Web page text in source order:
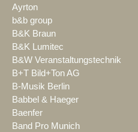
Ayrton
b&b group
B&K Braun
B&K Lumitec
B&W Veranstaltungstechnik
B+T Bild+Ton AG
B-Musik Berlin
Babbel & Haeger
Baenfer
Band Pro Munich